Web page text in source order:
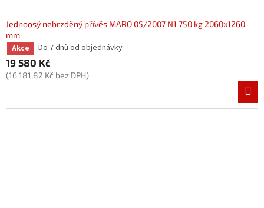
Jednoosý nebrzděný přívěs MARO 05/2007 N1 750 kg 2060x1260
mm
Akce
Do 7 dnů od objednávky
19 580 Kč
(16 181,82 Kč bez DPH)